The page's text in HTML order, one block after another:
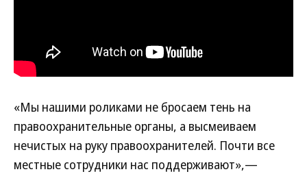
«Мы нашими роликами не бросаем тень на
правоохранительные органы, а высмеиваем
нечистых на руку правоохранителей. Почти все
местные сотрудники нас поддерживают»,—